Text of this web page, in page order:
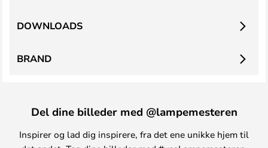
DOWNLOADS
BRAND
Del dine billeder med @lampemesteren
Inspirer og lad dig inspirere, fra det ene unikke hjem til